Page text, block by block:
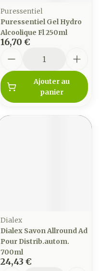
Puressentiel
Puressentiel Gel Hydro
Alcoolique Fl 250ml
16,70 €
Ajouter au
panier
Dialex
Dialex Savon Allround Ad
Pour Distrib.autom.
700ml
24,43 €